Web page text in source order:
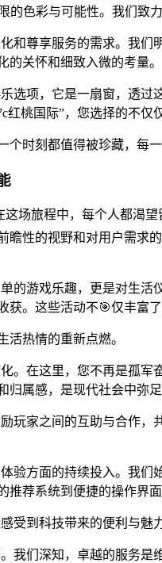
色彩与可能性。我们致
和尊享服务的需求。我
关怀和细致入微的考量
选项，它是一扇窗，透
桃国际”，您选择的不
时刻都值得被珍藏，每
场旅程中，每个人都渴
瞻性的视野和对用户需求
的游戏乐趣，更是对生
。这些活动不🎯仅丰富
热情的重新点燃。
。在这里，您不再是孤
属感，是现代社会中弥足
玩家之间的互助与合作
验方面的持续投入。我
荐系统到便捷的操作界
受到科技带来的便利与魅
我们深知，卓越的服务